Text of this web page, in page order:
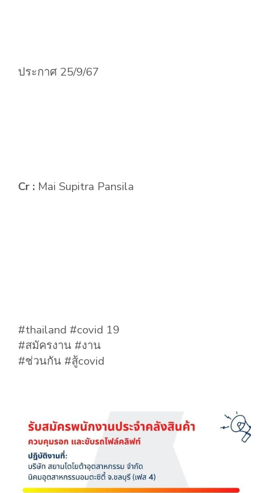
ประกาศ 25/9/67
Cr : Mai Supitra Pansila
#thailand #covid 19
#สมัครงาน #งาน
#ช่วนกัน #สู้covid